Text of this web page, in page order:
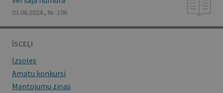
03.06.2024., Nr. 106
ĪSCEĻI
Izsoles
Amatu konkursi
Mantojumu ziņas